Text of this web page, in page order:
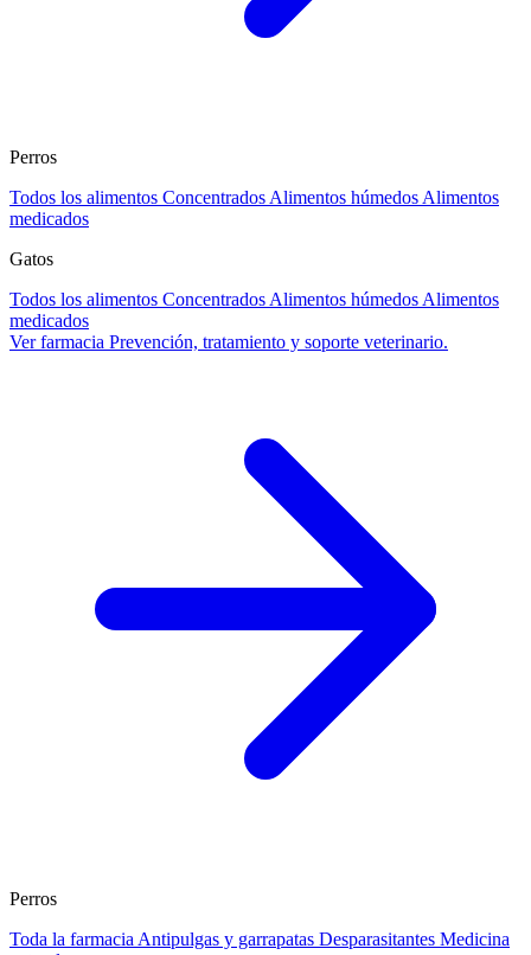
Perros
Todos los alimentos Concentrados Alimentos húmedos Alimentos
medicados
Gatos
Todos los alimentos Concentrados Alimentos húmedos Alimentos
medicados
Ver farmacia Prevención, tratamiento y soporte veterinario.
Perros
Toda la farmacia Antipulgas y garrapatas Desparasitantes Medicina